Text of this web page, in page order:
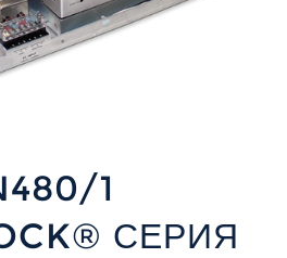
1
СЕРИЯ